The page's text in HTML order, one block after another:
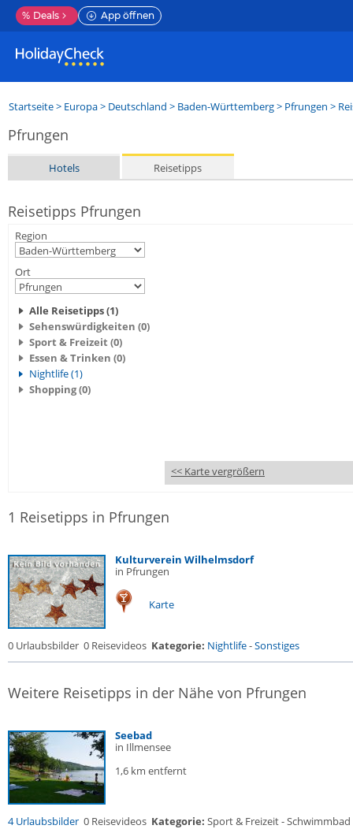
% Deals App öffnen
Startseite> Europa> Deutschland > Baden-Württemberg> Pfrungen >
Pfrungen
Hotels Reisetipps
Reisetipps Pfrungen
Region
Ort
Alle Reisetipps (1)
Sehenswürdigkeiten (0)
Sport & Freizeit (0)
Essen & Trinken (0)
Nightlife (1)
Shopping (0)
<< Karte vergrößern
1 Reisetipps in Pfrungen
Kulturverein Wilhelmsdorf
in Pfrungen
Karte
0 Urlaubsbilder 0 Reisevideos Kategorie: Nightlife-Sonstiges
Weitere Reisetipps in der Nähe von Pfrungen
Seebad
in Illmensee
1,6 km entfernt
4 Urlaubsbilder 0 Reisevideos Kategorie: Sport & Freizeit - Schwimmbad